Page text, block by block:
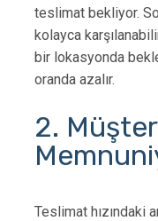
teslimat bekliyor.
kolayca
bir lokasyonda
oranda azalır.
2.
Teslimat hızındaki